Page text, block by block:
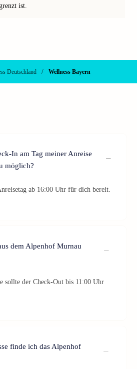
ist.
Deutschland / Wellness Bayern
In am Tag meiner Anreise
möglich?
ab 16:00 Uhr für dich bereit.
dem Alpenhof Murnau
sollte der Check-Out bis 11:00 Uhr
finde ich das Alpenhof